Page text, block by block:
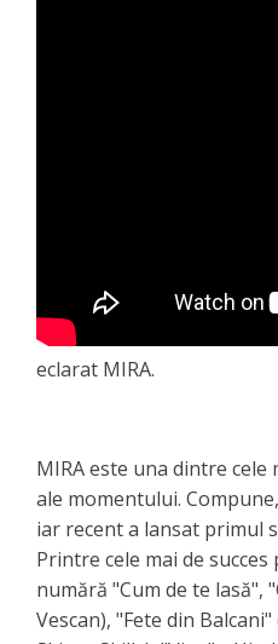
eclarat MIRA.
MIRA este una dintre
ale momentului.
iar recent a lansat primul
Printre cele mai de
numără "Cum de te lasă",
Vescan), "Fete din